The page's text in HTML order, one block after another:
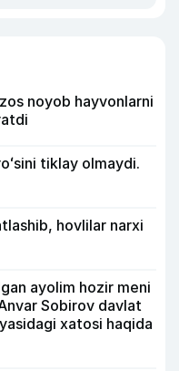
noyob hayvonlarni
tiklay olmaydi.
hovlilar narxi
ayolim hozir meni
Sobirov davlat
xatosi haqida